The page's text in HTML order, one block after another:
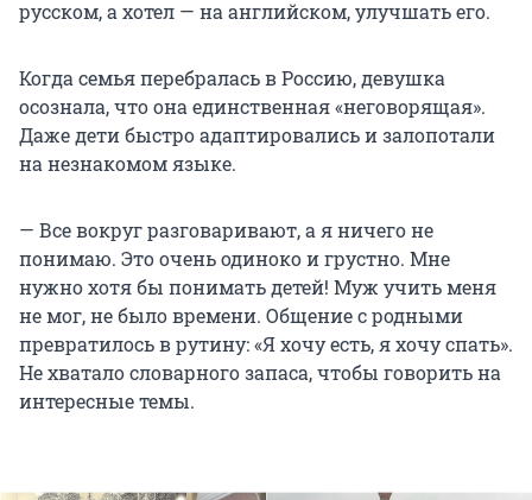
русском, а хотел — на английском, улучшать его.
Когда семья перебралась в Россию, девушка
осознала, что она единственная «неговорящая».
Даже дети быстро адаптировались и залопотали
на незнакомом языке.
— Все вокруг разговаривают, а я ничего не
понимаю. Это очень одиноко и грустно. Мне
нужно хотя бы понимать детей! Муж учить меня
не мог, не было времени. Общение с родными
превратилось в рутину: «Я хочу есть, я хочу спать».
Не хватало словарного запаса, чтобы говорить на
интересные темы.